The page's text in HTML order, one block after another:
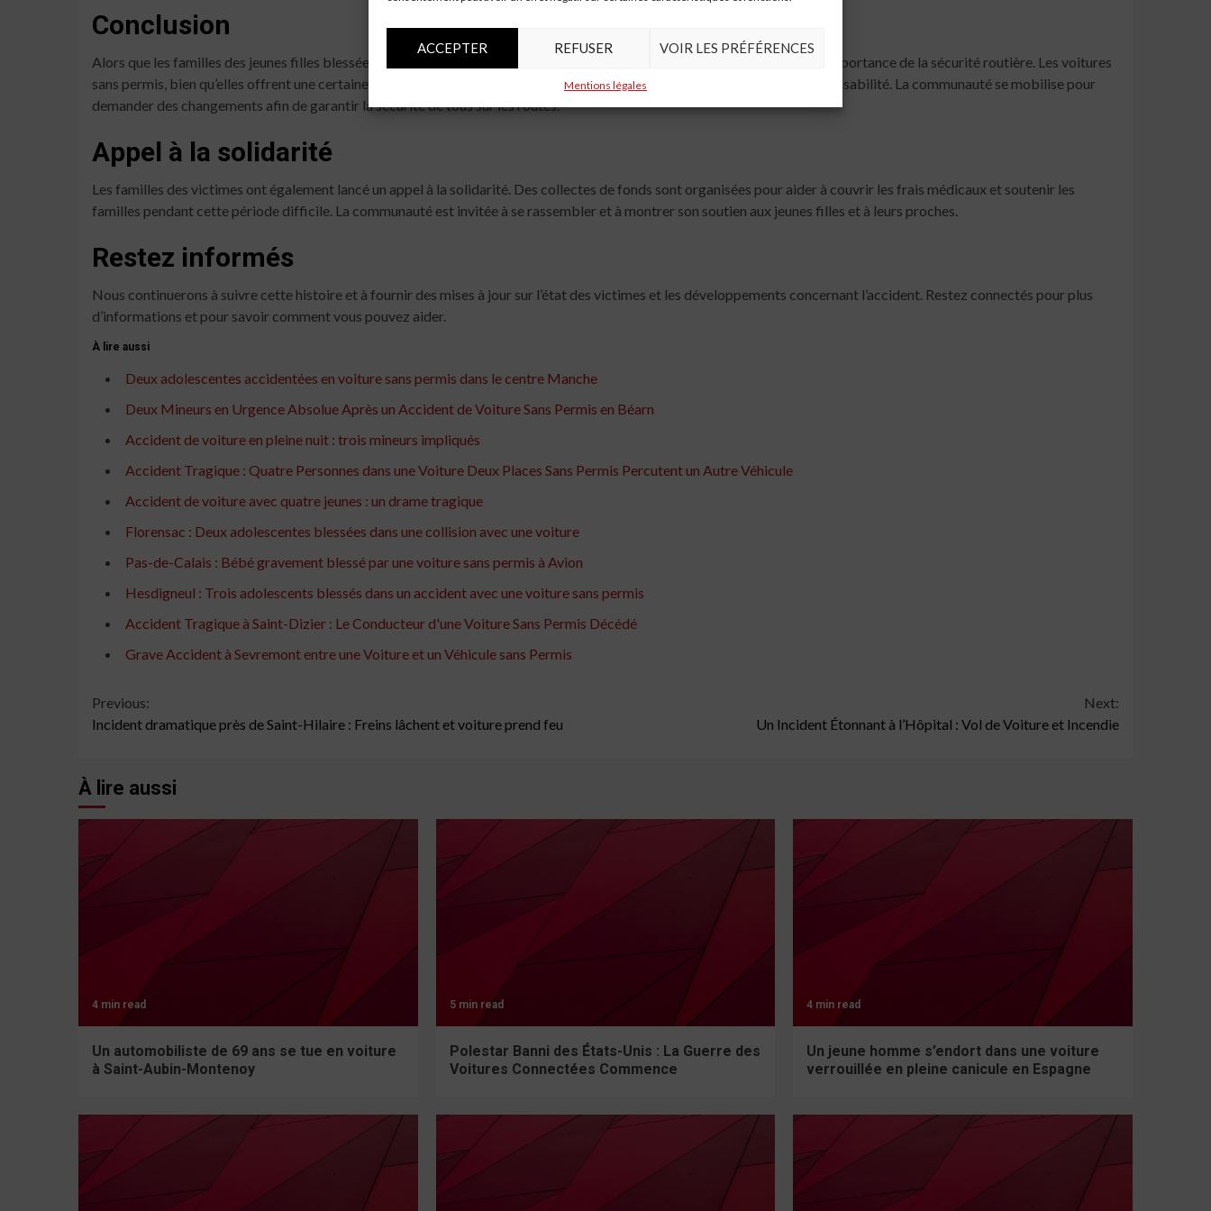
ACCEPTER REFUSER VOIR LES PRÉFÉRENCES
Mentions légales
Conclusion
Alors que les familles des jeunes filles blessées espèrent un rétablissement rapide, cet accident tragique rappelle à tous l’importance de la sécurité routière. Les voitures
sans permis, bien qu’elles offrent une certaine liberté aux jeunes conducteurs, doivent être utilisées avec prudence et responsabilité. La communauté se mobilise pour
demander des changements afin de garantir la sécurité de tous sur les routes.
Appel à la solidarité
Les familles des victimes ont également lancé un appel à la solidarité. Des collectes de fonds sont organisées pour aider à couvrir les frais médicaux et soutenir les
familles pendant cette période difficile. La communauté est invitée à se rassembler et à montrer son soutien aux jeunes filles et à leurs proches.
Restez informés
Nous continuerons à suivre cette histoire et à fournir des mises à jour sur l’état des victimes et les développements concernant l’accident. Restez connectés pour plus
d’informations et pour savoir comment vous pouvez aider.
À lire aussi
Deux adolescentes accidentées en voiture sans permis dans le centre Manche
Deux Mineurs en Urgence Absolue Après un Accident de Voiture Sans Permis en Béarn
Accident de voiture en pleine nuit : trois mineurs impliqués
Accident Tragique : Quatre Personnes dans une Voiture Deux Places Sans Permis Percutent un Autre Véhicule
Accident de voiture avec quatre jeunes : un drame tragique
Florensac : Deux adolescentes blessées dans une collision avec une voiture
Pas-de-Calais : Bébé gravement blessé par une voiture sans permis à Avion
Hesdigneul : Trois adolescents blessés dans un accident avec une voiture sans permis
Accident Tragique à Saint-Dizier : Le Conducteur d'une Voiture Sans Permis Décédé
Grave Accident à Sevremont entre une Voiture et un Véhicule sans Permis
Continue
Previous:
Incident dramatique près de Saint-Hilaire : Freins lâchent et voiture prend feu
Next:
Un Incident Étonnant à l’Hôpital : Vol de Voiture et Incendie
À lire aussi
4 min read
Un automobiliste de 69 ans se tue en voiture
à Saint-Aubin-Montenoy
5 min read
Polestar Banni des États-Unis : La Guerre des
Voitures Connectées Commence
4 min read
Un jeune homme s’endort dans une voiture
verrouillée en pleine canicule en Espagne